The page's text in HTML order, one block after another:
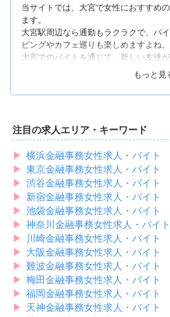
ファッションや美容に興味がある女性
肢が広いだけでなく、キャリアアップ
るでしょう。
西口・東口やエリアによって、少しず
ね♪
大宮公園や博物館・美術館など自然や
当サイトでは、大宮で働きたい女性に
てご紹介しますので、ぜひ参考にしてく
当サイトでは、大宮で女性におすすめ
ます。
大宮駅周辺なら通勤もラクラクで、バ
ピングやカフェ巡りも楽しめますよね。
大宮でのバイトを通じて、新しい友達
づけたりするかもしれません。
大宮は、トレンドの最先端を走るアル
じるのかを見極めることも大切ですね。
全国展開している有名店もあれば、こ
くさんある大宮。
最先端を追いかけたい女性も、自分磨
た雰囲気を求める女性も、幅広いアル
パシティが大宮にはあります。
また、専門知識ゼロ、未経験からチャ
大宮の特徴です。
このように、大宮には魅力的なアルバ
気になる求人があったら早めに応募し
もっと見
注目の求人エリア・キーワード
▶︎ 横浜金融事務女性求人・バイト
▶︎ 東京金融事務女性求人・バイト
▶︎ 渋谷金融事務女性求人・バイト
▶︎ 新宿金融事務女性求人・バイト
▶︎ 池袋金融事務女性求人・バイト
▶︎ 神奈川金融事務女性求人・バイト
▶︎
川崎金融事務女性求人・バイト
▶︎ 大阪金融事務女性求人・バイト
▶︎ 難波金融事務女性求人・バイト
▶︎ 梅田金融事務女性求人・バイト
▶︎ 福岡金融事務女性求人・バイト
▶︎ 天神金融事務女性求人・バイト